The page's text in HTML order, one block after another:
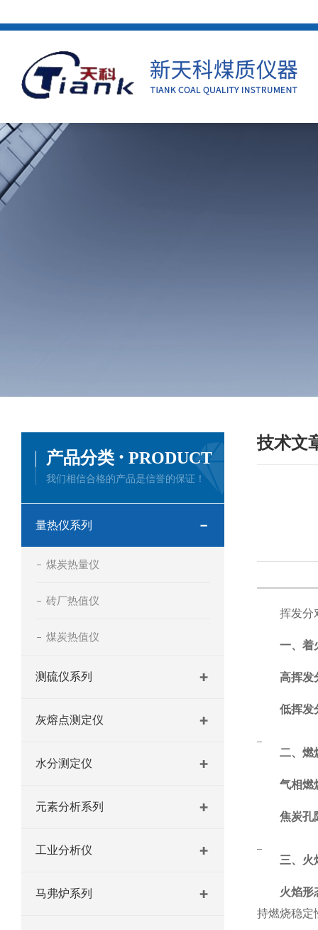
产品分类 · PRODUCT
我们相信合格的产品是信誉的保证！
量热仪系列
煤炭热量仪
砖厂热值仪
煤炭热值仪
测硫仪系列
灰熔点测定仪
水分测定仪
元素分析系列
工业分析仪
马弗炉系列
技术文
挥发分
一、 着
高挥发
低挥发
二、 燃
气相燃
焦炭孔
三、 火
火焰形
持燃烧稳定